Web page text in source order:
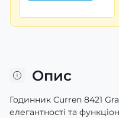
Опис
Годинник Curren 8421
елегантності та